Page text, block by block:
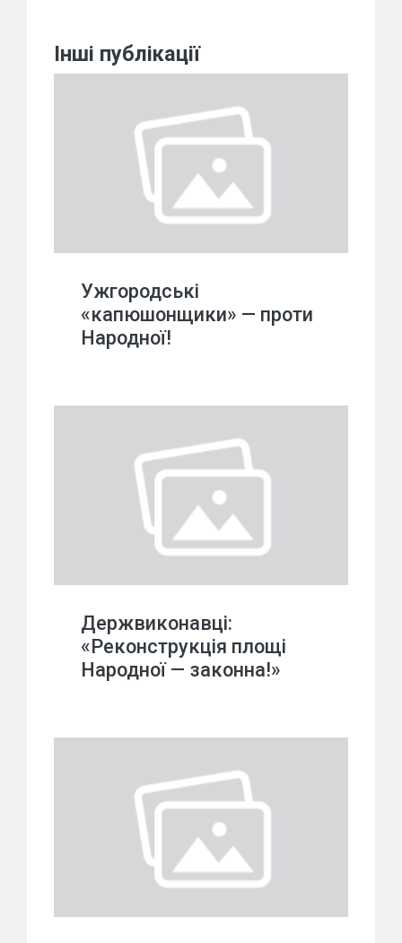
Інші публікації
Ужгородські
«капюшонщики» — проти
Народної!
Держвиконавці:
«Реконструкція площі
Народної — законна!»